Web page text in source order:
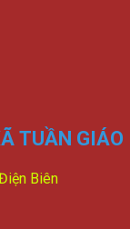
TUẦN GIÁO
Biên